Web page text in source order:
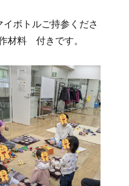
ボトルご持参くださ
材料 付きです。